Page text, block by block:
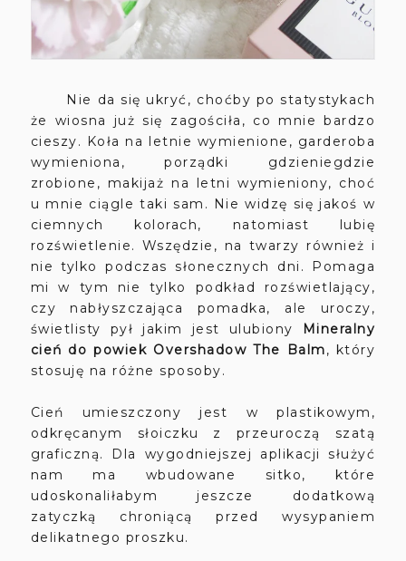
Nie da się ukryć, choćby po statystykach
że wiosna już się zagościła, co mnie bardzo
cieszy. Koła na letnie wymienione, garderoba
wymieniona, porządki gdzieniegdzie
zrobione, makijaż na letni wymieniony, choć
u mnie ciągle taki sam. Nie widzę się jakoś w
ciemnych kolorach, natomiast lubię
rozświetlenie. Wszędzie, na twarzy również i
nie tylko podczas słonecznych dni. Pomaga
mi w tym nie tylko podkład rozświetlający,
czy nabłyszczająca pomadka, ale uroczy,
świetlisty pył jakim jest ulubiony
Mineralny
cień do powiek Overshadow The Balm, który
stosuję na różne sposoby.
Cień umieszczony jest w plastikowym,
odkręcanym słoiczku z przeuroczą szatą
graficzną. Dla wygodniejszej aplikacji służyć
nam ma wbudowane sitko, które
udoskonaliłabym jeszcze dodatkową
zatyczką chroniącą przed wysypaniem
delikatnego proszku.